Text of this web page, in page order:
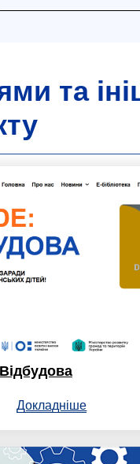
та
Докладніше